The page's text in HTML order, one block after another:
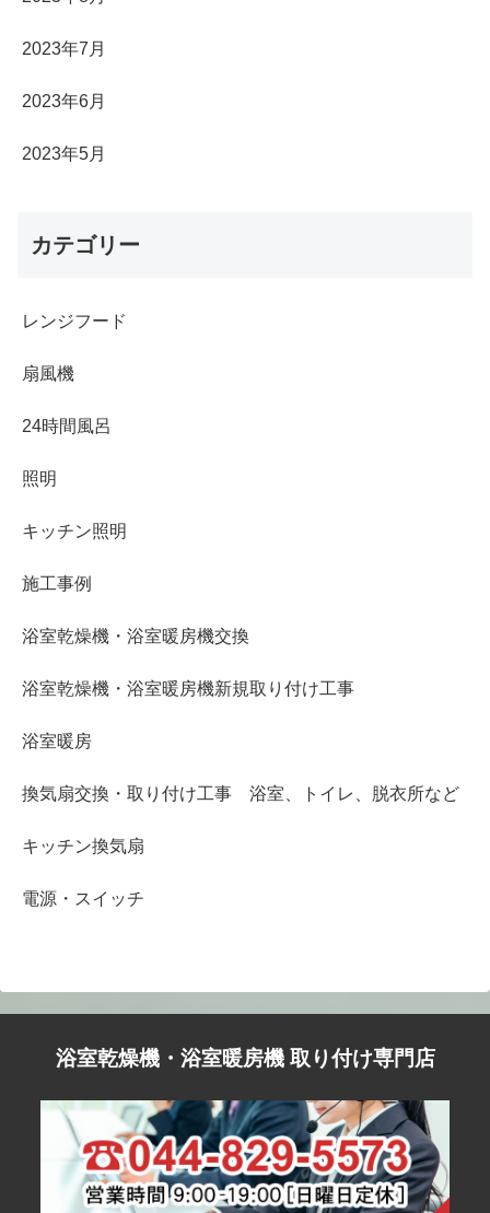
2023年7月
2023年6月
2023年5月
カテゴリー
レンジフード
扇風機
24時間風呂
照明
キッチン照明
施工事例
浴室乾燥機・浴室暖房機交換
浴室乾燥機・浴室暖房機新規取り付け工事
浴室暖房
換気扇交換・取り付け工事 浴室、トイレ、脱衣所など
キッチン換気扇
電源・スイッチ
浴室乾燥機・浴室暖房機 取り付け専門店